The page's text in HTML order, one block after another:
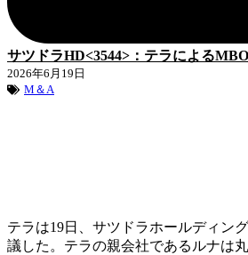
サツドラHD<3544>：テラによるMBO
2026年6月19日
M＆A
テラは19日、サツドラホールディン
議した。テラの親会社であるルナは